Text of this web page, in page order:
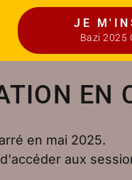
JE
Bazi 2025
EN
en mai 2025.
aux